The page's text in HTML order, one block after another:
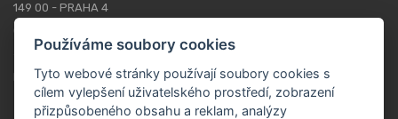
149 00 - PRAHA 4
+420 252 252 098
PROVOZNÍ DOBA: PONDĚLÍ - PÁTEK, 10-16
Používáme soubory cookies
Tyto webové stránky používají soubory cookies s
cílem vylepšení uživatelského prostředí, zobrazení
přizpůsobeného obsahu a reklam, analýzy